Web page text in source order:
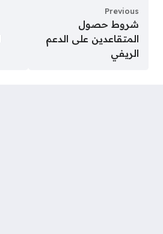
Previous
شروط حصول
المتقاعدين على الدعم
الريفي